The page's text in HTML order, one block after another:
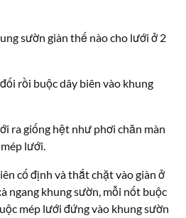
sườn giàn thế nào cho lưới ở 2
rồi buộc dây biên vào khung
ra giống hệt như phơi chăn màn
lưới.
cố định và thắt chặt vào giàn ở
ngang khung sườn, mỗi nốt buộc
mép lưới đứng vào khung sườn